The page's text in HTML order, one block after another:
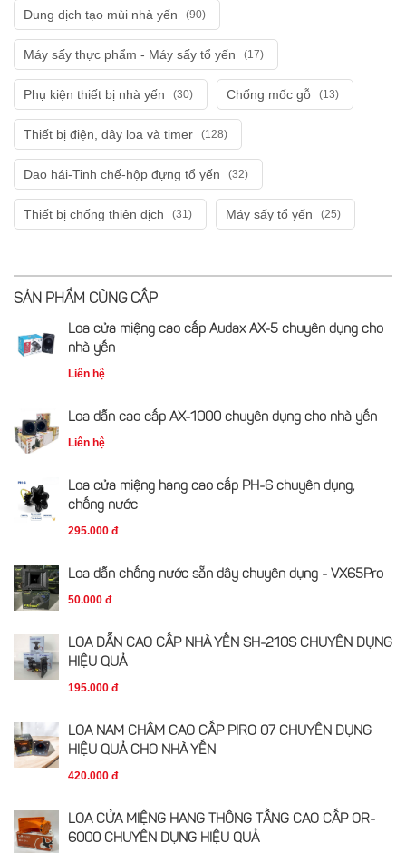
Dung dịch tạo mùi nhà yến (90)
Máy sấy thực phẩm - Máy sấy tổ yến (17)
Phụ kiện thiết bị nhà yến (30) Chống mốc gỗ (13)
Thiết bị điện, dây loa và timer (128)
Dao hái-Tinh chế-hộp đựng tổ yến (32)
Thiết bị chống thiên địch (31) Máy sấy tổ yến (25)
SẢN PHẨM CÙNG CẤP
Loa cửa miệng cao cấp Audax AX-5 chuyên dụng cho
nhà yến
Liên hệ
Loa dẫn cao cấp AX-1000 chuyên dụng cho nhà yến
Liên hệ
Loa cửa miệng hang cao cấp PH-6 chuyên dụng,
chống nước
295.000 đ
Loa dẫn chống nước sẵn dây chuyên dụng - VX65Pro
50.000 đ
LOA DẪN CAO CẤP NHÀ YẾN SH-210S CHUYÊN DỤNG
HIỆU QUẢ
195.000 đ
LOA NAM CHÂM CAO CẤP PIRO 07 CHUYÊN DỤNG
HIỆU QUẢ CHO NHÀ YẾN
420.000 đ
LOA CỬA MIỆNG HANG THÔNG TẦNG CAO CẤP OR-
6000 CHUYÊN DỤNG HIỆU QUẢ